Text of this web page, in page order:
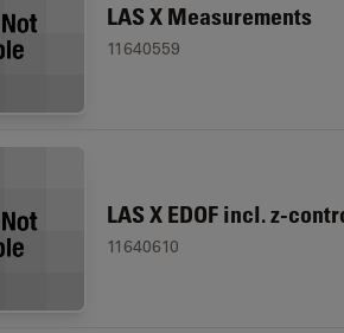
LAS X Measurements
11640559
LAS X EDOF incl. z-
11640610